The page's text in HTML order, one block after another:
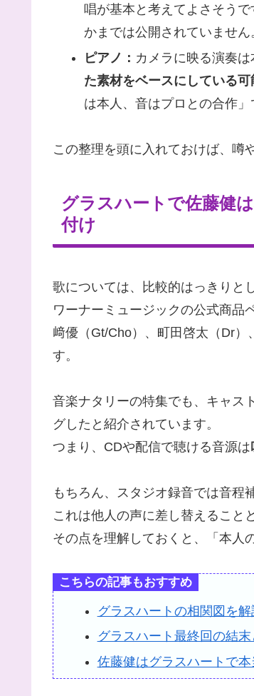
唱が基本と考えてよさそう
かまでは公開されていません
ピアノ： カメラに映る演奏は
た素材をベースにしている
は本人、音はプロとの合作」
この整理を頭に入れておけば、噂
グラスハートで佐藤健
付け
歌については、比較的はっきりと
ワーナーミュージックの公式商品
﨑優（Gt/Cho）、町田啓太（Dr）
す。
音楽ナタリーの特集でも、キャス
グしたと紹介されています。
つまり、CDや配信で聴ける音源は
もちろん、スタジオ録音では音程
これは他人の声に差し替えること
その点を理解しておくと、「本人
こちらの記事もおすすめ
グラスハートの相関図を解
グラスハート最終回の結末
佐藤健はグラスハートで本